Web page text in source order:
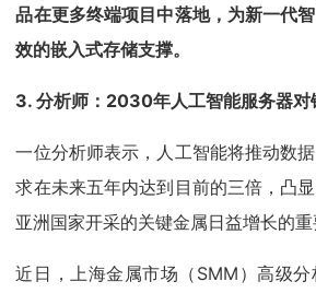
品在更多终端项目中落地，为新一代
效的嵌入式存储支撑。
3. 分析师：2030年人工智能服务器对
一位分析师表示，人工智能将推动数
求在未来五年内达到目前的三倍，凸
亚洲国家开采的关键金属日益增长的重
近日，上海金属市场（SMM）高级